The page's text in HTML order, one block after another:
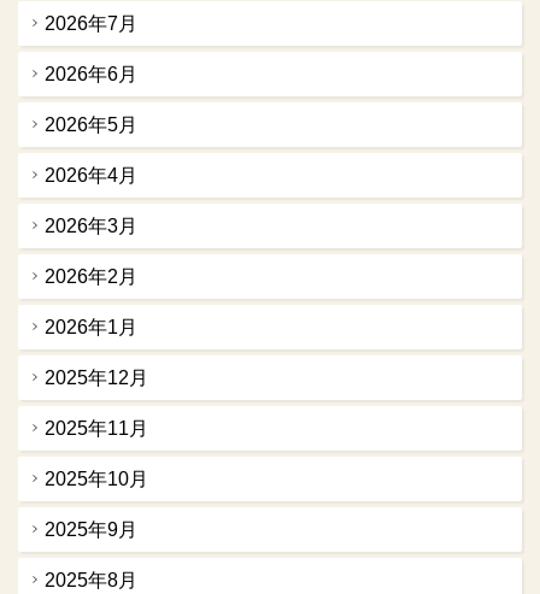
2026年7月
2026年6月
2026年5月
2026年4月
2026年3月
2026年2月
2026年1月
2025年12月
2025年11月
2025年10月
2025年9月
2025年8月